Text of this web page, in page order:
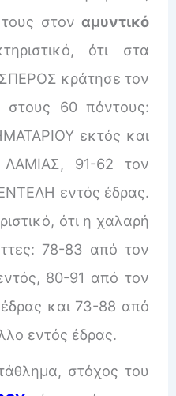
τους στοναμυντικό
ότι στα
κράτησε τον
στους 60 πόντους:
εκτός και
91-62 τον
εντός έδρας.
ότι η χαλαρή
78-83 από τον
80-91 από τον
και 73-88 από
εντός έδρας.
στόχος του